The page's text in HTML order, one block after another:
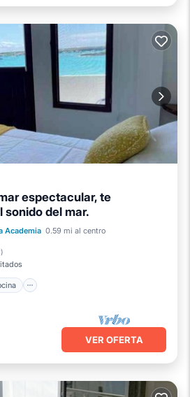
espectacular, te
sonido del mar.
Academia 0.59 mi al centro
)
Cocina
VER OFERTA